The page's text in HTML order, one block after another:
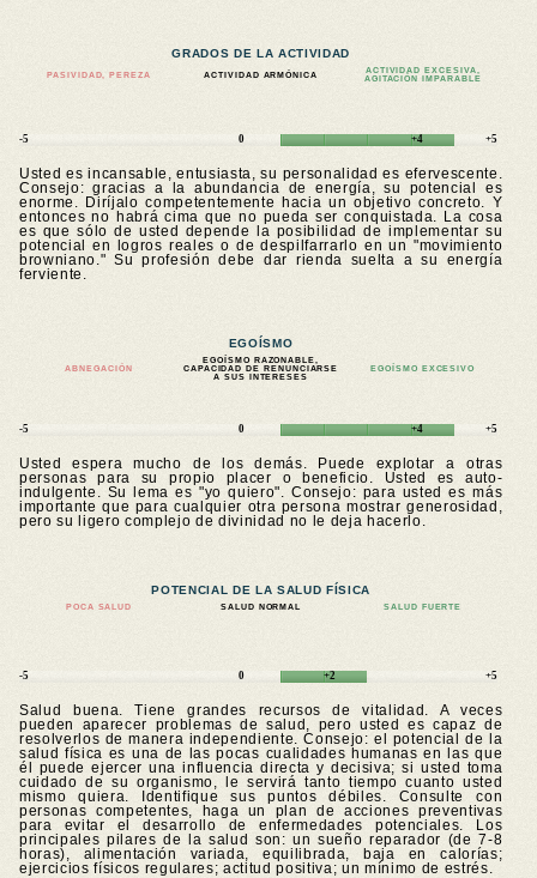
GRADOS DE LA ACTIVIDAD
PASIVIDAD, PEREZA ACTIVIDAD ARMÓNICA
ACTIVIDAD EXCESIVA,
AGITACIÓN IMPARABLE
-5 0 +4 +5
Usted es incansable, entusiasta, su personalidad es efervescente.
Consejo: gracias a la abundancia de energía, su potencial es
enorme. Diríjalo competentemente hacia un objetivo concreto. Y
entonces no habrá cima que no pueda ser conquistada. La cosa
es que sólo de usted depende la posibilidad de implementar su
potencial en logros reales o de despilfarrarlo en un "movimiento
browniano." Su profesión debe dar rienda suelta a su energía
ferviente.
EGOÍSMO
ABNEGACIÓN
EGOÍSMO RAZONABLE,
CAPACIDAD DE RENUNCIARSE
A SUS INTERESES
EGOÍSMO EXCESIVO
-5 0 +4 +5
Usted espera mucho de los demás. Puede explotar a otras
personas para su propio placer o beneficio. Usted es auto-
indulgente. Su lema es "yo quiero". Consejo: para usted es más
importante que para cualquier otra persona mostrar generosidad,
pero su ligero complejo de divinidad no le deja hacerlo.
POTENCIAL DE LA SALUD FÍSICA
POCA SALUD SALUD NORMAL SALUD FUERTE
-5 0 +2 +5
Salud buena. Tiene grandes recursos de vitalidad. A veces
pueden aparecer problemas de salud, pero usted es capaz de
resolverlos de manera independiente. Consejo: el potencial de la
salud física es una de las pocas cualidades humanas en las que
él puede ejercer una influencia directa y decisiva; si usted toma
cuidado de su organismo, le servirá tanto tiempo cuanto usted
mismo quiera. Identifique sus puntos débiles. Consulte con
personas competentes, haga un plan de acciones preventivas
para evitar el desarrollo de enfermedades potenciales. Los
principales pilares de la salud son: un sueño reparador (de 7-8
horas), alimentación variada, equilibrada, baja en calorías;
ejercicios físicos regulares; actitud positiva; un mínimo de estrés.